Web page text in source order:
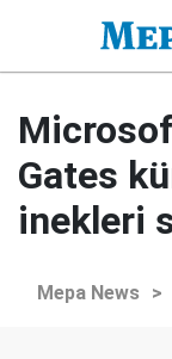
Gates
inekleri
Mepa News >